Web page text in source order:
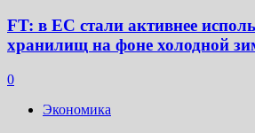
FT: в ЕС стали активнее
хранилищ на фоне холодной
0
Экономика